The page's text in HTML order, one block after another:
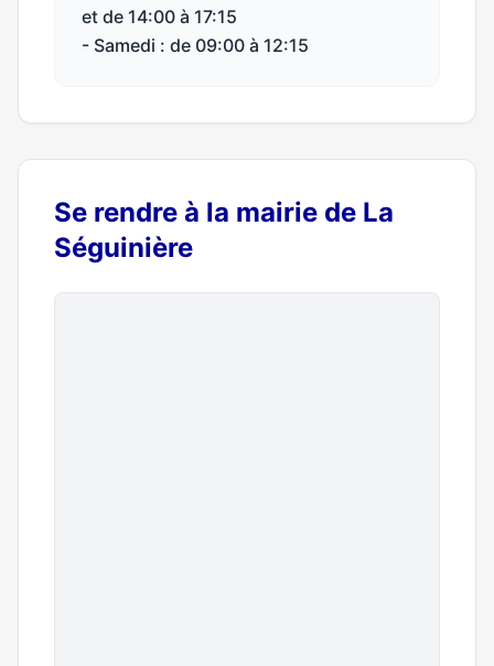
et de 14:00 à 17:15
- Samedi : de 09:00 à 12:15
Se rendre à la mairie de La
Séguinière